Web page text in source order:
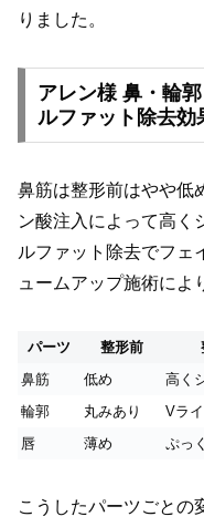
りました。
アレン様 鼻・輪
ルファット除去効
鼻筋は整形前はやや低
ン酸注入によって高く
ルファット除去でフェ
ュームアップ施術によ
パーツ 整形前
鼻筋
低め 高く
輪郭
丸みあり Vラ
唇
薄め ぷっ
こうしたパーツごとの